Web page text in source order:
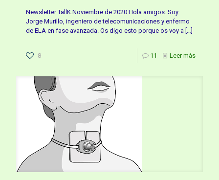
Newsletter TallK.Noviembre de 2020 Hola amigos. Soy
Jorge Murillo, ingeniero de telecomunicaciones y enfermo
de ELA en fase avanzada. Os digo esto porque os voy a […]
8 11 Leer más